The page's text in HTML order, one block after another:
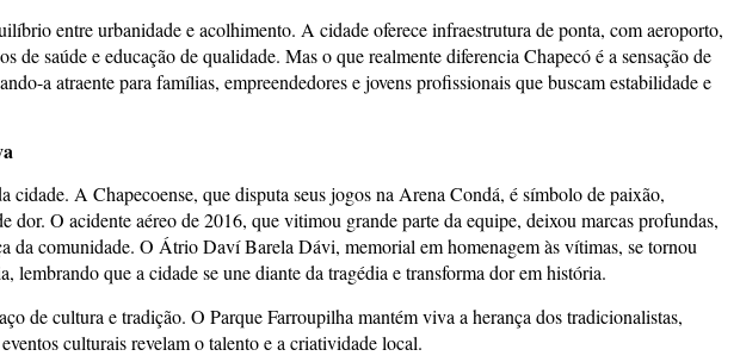
entre urbanidade e acolhimento. A cidade oferece infraestrutura de ponta, com aeroporto,
de saúde e educação de qualidade. Mas o que realmente diferencia Chapecó é a sensação de
a atraente para famílias, empreendedores e jovens profissionais que buscam estabilidade e
cidade. A Chapecoense, que disputa seus jogos na Arena Condá, é símbolo de paixão,
dor. O acidente aéreo de 2016, que vitimou grande parte da equipe, deixou marcas profundas,
da comunidade. O Átrio Daví Barela Dávi, memorial em homenagem às vítimas, se tornou
lembrando que a cidade se une diante da tragédia e transforma dor em história.
de cultura e tradição. O Parque Farroupilha mantém viva a herança dos tradicionalistas,
culturais revelam o talento e a criatividade local.